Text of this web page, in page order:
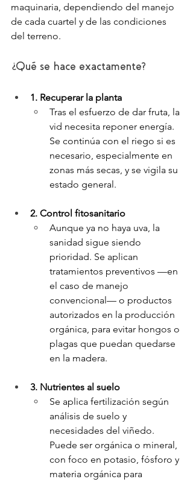
maquinaria, dependiendo del manejo
de cada cuartel y de las condiciones
del terreno.
¿Qué se hace exactamente?
1. Recuperar la planta
Tras el esfuerzo de dar fruta, la
vid necesita reponer energía.
Se continúa con el riego si es
necesario, especialmente en
zonas más secas, y se vigila su
estado general.
2. Control fitosanitario
Aunque ya no haya uva, la
sanidad sigue siendo
prioridad. Se aplican
tratamientos preventivos —en
el caso de manejo
convencional— o productos
autorizados en la producción
orgánica, para evitar hongos o
plagas que puedan quedarse
en la madera.
3. Nutrientes al suelo
Se aplica fertilización según
análisis de suelo y
necesidades del viñedo.
Puede ser orgánica o mineral,
con foco en potasio, fósforo y
materia orgánica para